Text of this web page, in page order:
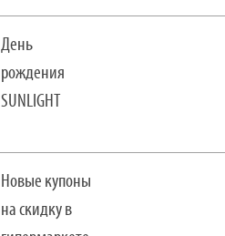
начались!
День
рождения
SUNLIGHT
Новые купоны
на скидку в